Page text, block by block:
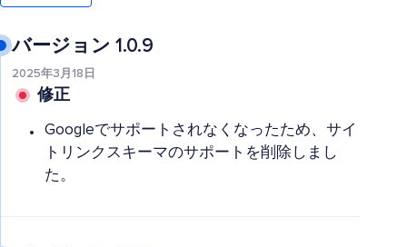
バージョン 1.0.9
2025年3月18日
修正
Googleでサポートされなくなったため、サイ
トリンクスキーマのサポートを削除しまし
た。